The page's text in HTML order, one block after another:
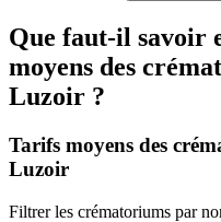
Que faut-il savoir
moyens des
Luzoir ?
Tarifs moyens des
Luzoir
Filtrer les crématoriums par